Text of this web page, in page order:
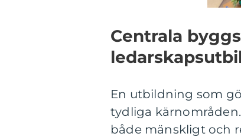
Centrala
En utbildning som
tydliga
både mänskligt och